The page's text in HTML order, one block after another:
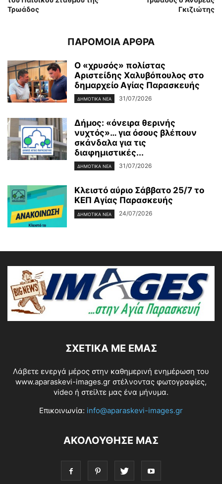
Τρωάδος
Γκιζιώτης
ΠΑΡΟΜΟΙΑ ΑΡΘΡΑ
Ο «χρυσός» πολίστας
Αριστείδης Χαλυβόπουλος στο
δημαρχείο Αγίας Παρασκευής
ΔΗΜΟΤΙΚΑ ΝΕΑ 31/07/2026
Δήμος: «όνειρα θερινής
νυχτός»… για όσους βλέπουν
σκάνδαλα για τις
διαφημιστικές...
ΔΗΜΟΤΙΚΑ ΝΕΑ 31/07/2026
Κλειστό αύριο Σάββατο 25/7 το
ΚΕΠ Αγίας Παρασκευής
ΔΗΜΟΤΙΚΑ ΝΕΑ 24/07/2026
ΣΧΕΤΙΚΆ ΜΕ ΕΜΆΣ
Λάβετε ενεργά μέρος στην καθημερινή ενημέρωση του
www.aparaskevi-images.gr στέλνοντας φωτογραφίες,
video ή στείλτε μας ένα μήνυμα.
Επικοινωνία: info@aparaskevi-images.gr
ΑΚΟΛΟΥΘΗΣΕ ΜΑΣ